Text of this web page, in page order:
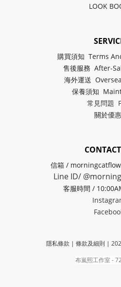
LOOK
購買須知 Terms
售後服務 After-
海外運送
保養須知
常見問題
關於優惠
信箱 /
Line ID/
客服時間 /
隱私條款 | 條款及細則 |
布嵐熙工作室 -